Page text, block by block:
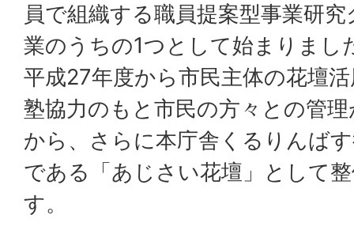
員で組織する職員提案型事業研
業のうちの1つとして始まりまし
平成27年度から市民主体の花壇
塾協力のもと市民の方々との管
から、さらに本庁舎くるりんば
である「あじさい花壇」として
す。